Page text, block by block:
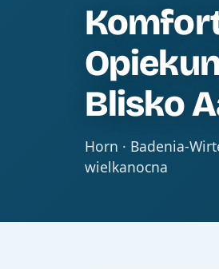
Blisko
Horn · Badenia-
wielkanocna